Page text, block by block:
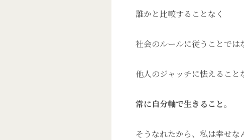
誰かと比較することなく
社会のルールに従うことでは
他人のジャッチに怯えること
常に自分軸で生きること。
そうなれたから、私は幸せな